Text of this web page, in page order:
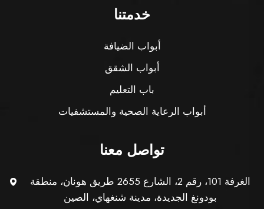
خدمتنا
أبواب الضيافة
أبواب الشقق
باب التعليم
أبواب الرعاية الصحية والمستشفيات
تواصل معنا
الغرفة 101، رقم 2، الشارع 2655 طريق هونان، منطقة
بودونغ الجديدة، مدينة شنغهاي، الصين